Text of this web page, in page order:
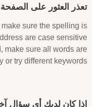
العثور على الصفحة
make sure the spelling
address are case
make sure all words
or try different